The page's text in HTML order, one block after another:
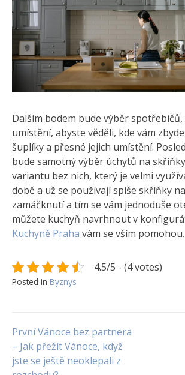
Dalším bodem bude výběr spotřebičů,
umístění, abyste věděli, kde vám
šuplíky a přesné jejich umístění.
bude samotný výběr úchytů na
variantu bez nich, který je velmi
době a už se používají spíše skříňky
zamáčknutí a tím se vám jednoduše
můžete kuchyň navrhnout v
Kuchyně Praha vám se vším pomohou.
4.5/5 - (4 votes)
Posted in Byznys
Navigace
pro
První Vánoce bez partnera
– Jak přežít Vánoce, když
jste se ještě neoklepali z